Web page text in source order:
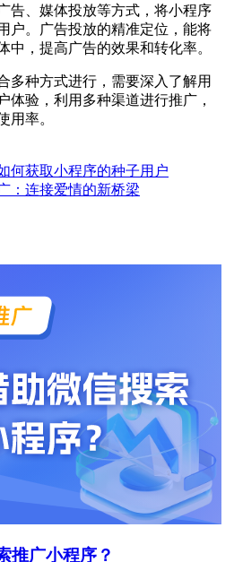
告、媒体投放等方式，将小程序
户。广告投放的精准定位，能将
中，提高广告的效果和转化率。
种方式进行，需要深入了解用
体验，利用多种渠道进行推广，
用率。
何获取小程序的种子用户
：连接爱情的新桥梁
推广小程序？